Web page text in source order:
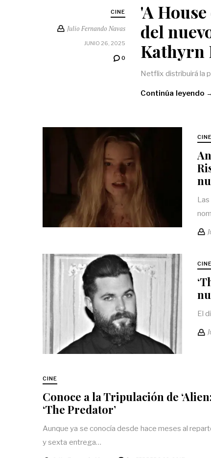
CINE
Julio Fernando Navas
JUNIO 26, 2025
0
'A
del
Kathyrn
Netflix distribuirá la
Continúa leyendo
CINE
CINE
El
CINE
Conoce a la Tripulación de
‘The Predator’
Aunque ya se conocía desde hace meses al
y sexta entrega…